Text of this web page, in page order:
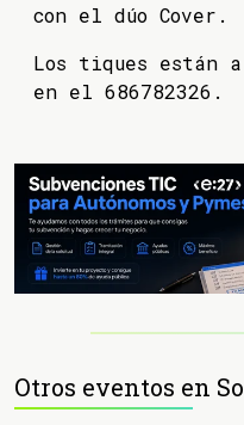
con el dúo Cover.
Los tiques están
en el 686782326.
Otros eventos en